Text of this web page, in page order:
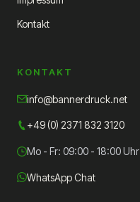
Kontakt
KONTAKT
info@bannerdruck.net
+49 (0) 2371 832 3120
Mo - Fr: 09:00 - 18:00 Uhr
WhatsApp Chat